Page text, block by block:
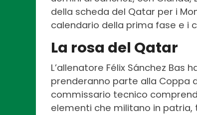
della scheda del Qatar per i
calendario della prima fase e i
La rosa del Qatar
L’allenatore Félix Sánchez
prenderanno parte alla Coppa
commissario tecnico
elementi che militano in